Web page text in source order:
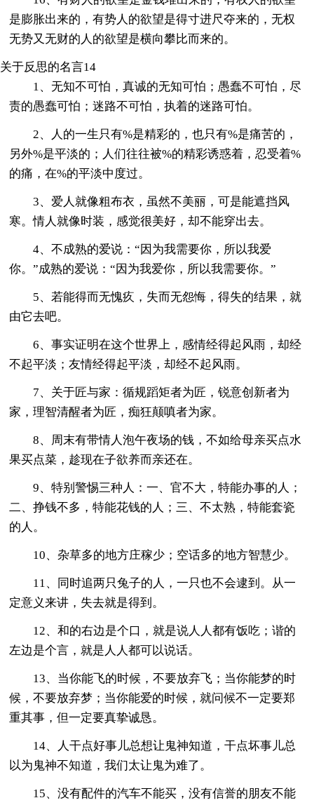
是膨胀出来的，有势人的欲望是得寸进尺夺来的，无权
无势又无财的人的欲望是横向攀比而来的。
关于反思的名言14
1、无知不可怕，真诚的无知可怕；愚蠢不可怕，尽
责的愚蠢可怕；迷路不可怕，执着的迷路可怕。
2、人的一生只有%是精彩的，也只有%是痛苦的，
另外%是平淡的；人们往往被%的精彩诱惑着，忍受着%
的痛，在%的平淡中度过。
3、爱人就像粗布衣，虽然不美丽，可是能遮挡风
寒。情人就像时装，感觉很美好，却不能穿出去。
4、不成熟的爱说：“因为我需要你，所以我爱
你。”成熟的爱说：“因为我爱你，所以我需要你。”
5、若能得而无愧疚，失而无怨悔，得失的结果，就
由它去吧。
6、事实证明在这个世界上，感情经得起风雨，却经
不起平淡；友情经得起平淡，却经不起风雨。
7、关于匠与家：循规蹈矩者为匠，锐意创新者为
家，理智清醒者为匠，痴狂颠嗔者为家。
8、周末有带情人泡午夜场的钱，不如给母亲买点水
果买点菜，趁现在子欲养而亲还在。
9、特别警惕三种人：一、官不大，特能办事的人；
二、挣钱不多，特能花钱的人；三、不太熟，特能套瓷
的人。
10、杂草多的地方庄稼少；空话多的地方智慧少。
11、同时追两只兔子的人，一只也不会逮到。从一
定意义来讲，失去就是得到。
12、和的右边是个口，就是说人人都有饭吃；谐的
左边是个言，就是人人都可以说话。
13、当你能飞的时候，不要放弃飞；当你能梦的时
候，不要放弃梦；当你能爱的时候，就问候不一定要郑
重其事，但一定要真挚诚恳。
14、人干点好事儿总想让鬼神知道，干点坏事儿总
以为鬼神不知道，我们太让鬼为难了。
15、没有配件的汽车不能买，没有信誉的朋友不能